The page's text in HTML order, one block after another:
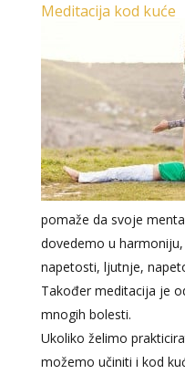
Meditacija kod kuće
pomaže da svoje
dovedemo u
napetosti, ljutnje,
Također meditacija je
mnogih bolesti.
Ukoliko želimo
možemo učiniti i kod